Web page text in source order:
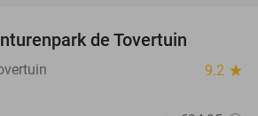
de Tovertuin
9.2 star